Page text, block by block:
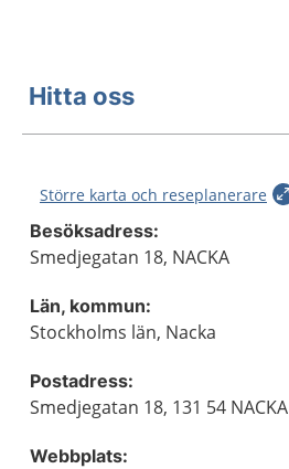
Hitta oss
Större karta och reseplanerare
Besöksadress:
Smedjegatan 18, NACKA
Län, kommun:
Stockholms län, Nacka
Postadress:
Smedjegatan 18, 131 54 NACKA
Webbplats: